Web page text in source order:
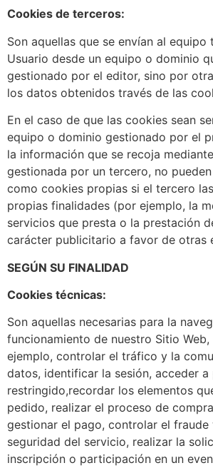
Cookies de terceros:
Son aquellas que se envían al equipo
Usuario desde un equipo o dominio
gestionado por el editor, sino por
los datos obtenidos través de las
En el caso de que las cookies sean
equipo o dominio gestionado por el
la información que se recoja
gestionada por un tercero, no
como cookies propias si el tercero
propias finalidades (por ejemplo, la
servicios que presta o la prestación
carácter publicitario a favor de otras
SEGÚN SU FINALIDAD
Cookies técnicas:
Son aquellas necesarias para la
funcionamiento de nuestro Sitio
ejemplo, controlar el tráfico y la
datos, identificar la sesión, acceder
restringido,recordar los elementos
pedido, realizar el proceso de
gestionar el pago, controlar el fraude
seguridad del servicio, realizar la
inscripción o participación en un